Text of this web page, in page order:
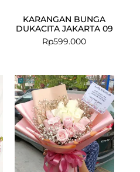
KARANGAN BUNGA
DUKACITA JAKARTA 09
Rp599.000